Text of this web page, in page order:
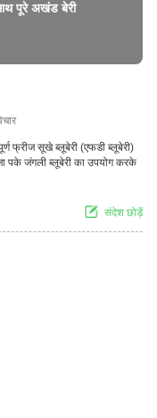
पूरे अखंड बेरी
फ्रीज सूखे ब्लूबेरी (एफडी ब्लूबेरी)
पके जंगली ब्लूबेरी का उपयोग करके
संदेश छोड़ें